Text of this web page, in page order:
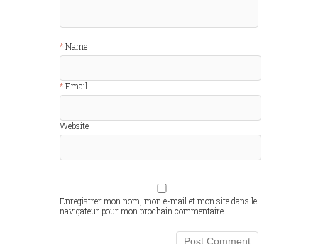
Name
Email
Website
Enregistrer mon nom, mon e-mail et mon site dans le
navigateur pour mon prochain commentaire.